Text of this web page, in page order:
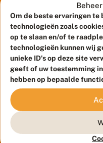
Om de beste ervaringen te
technologieën zoals
op te slaan en/of te
technologieën kunnen wij
unieke ID's op deze site
geeft of uw toestemming
hebben op bepaalde
a
n
d
e
s
l
a
g
o
o
r
b
e
Vlinderstichting
een
routekaart
ontwikkeld
om
op
winlocaties
meer
leefgebied
te
creëren
voor
Contact
Veelgestelde
Meld
©
Duurzaam ontwikkeld
Blue